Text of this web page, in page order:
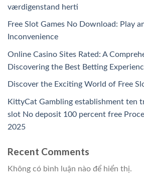
værdigenstand herti
Free Slot Games No Download: Play
Inconvenience
Online Casino Sites Rated: A
Discovering the Best Betting
Discover the Exciting World of Free
KittyCat Gambling establishment ten
slot No deposit 100 percent free
2025
Recent Comments
Không có bình luận nào để hiển thị.